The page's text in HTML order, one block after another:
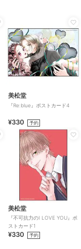
美松堂
『Re:blue』ポストカード4
¥330 予約
美松堂
『不可抗力のI LOVE YOU』ポ
ストカード1
¥330 予約